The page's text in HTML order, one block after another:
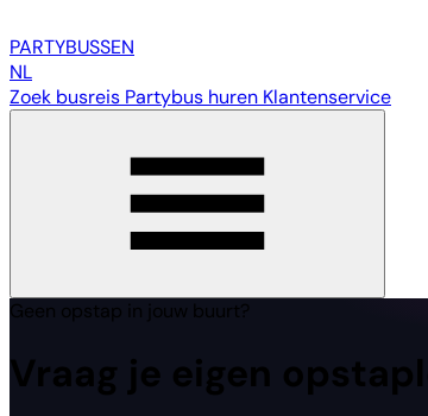
PARTYBUSSEN
NL
Zoek busreis Partybus huren Klantenservice
Geen opstap in jouw buurt?
Vraag je eigen